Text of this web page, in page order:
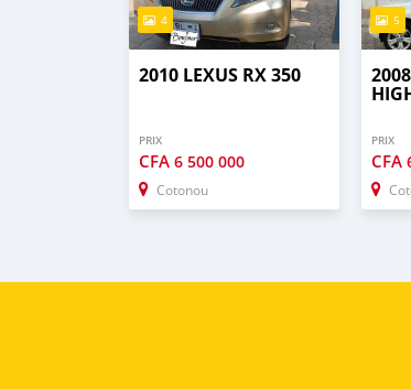
4
2010 LEXUS RX 350
PRIX
CFA 6 500 000
Cotonou
5
PRIX
CFA